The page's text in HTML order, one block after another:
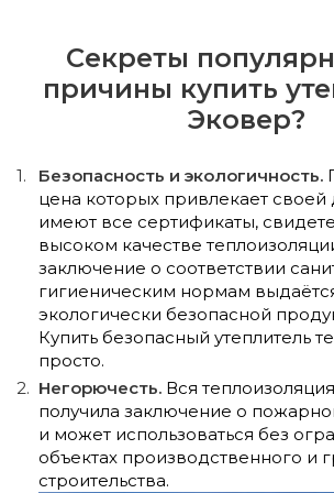
Секреты
причины купить
Эковер?
Безопасность и экологичность.
цена которых привлекает своей
имеют все сертификаты,
высоком качестве
заключение о соответствии
гигиеническим нормам
экологически безопасной
Купить безопасный утеплитель
просто.
Негорючесть. Вся
получила заключение о
и может использоваться без
объектах производственного и
строительства.